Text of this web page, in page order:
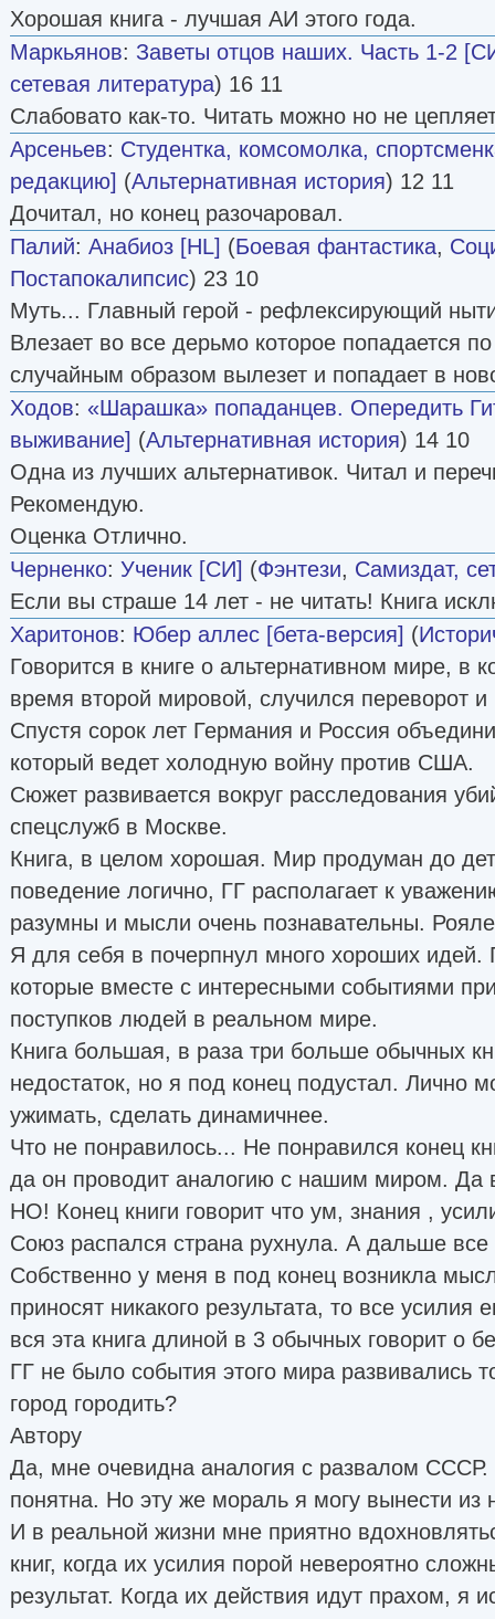
Хорошая книга - лучшая AИ этого года.
Маркьянов: Заветы отцов наших. Часть 1-2
сетевая литература) 16 11
Слабовато как-то. Читать можно но не
Арсеньев: Студентка, комсомолка,
редакцию] (Альтернативная история) 12 11
Дочитал, но конец разочаровал.
Палий: Анабиоз [HL] (Боевая фантастика,
Постапокалипсис) 23 10
Муть... Главный герой - рефлексирующий
Влезает во все дерьмо которое попадается
случайным образом вылезет и попадает в
Ходов: «Шарашка» попаданцев. Опередить
выживание] (Альтернативная история) 14 10
Одна из лучших альтернативок. Читал и
Рекомендую.
Оценка Отлично.
Черненко: Ученик [СИ] (Фэнтези, Самиздат,
Если вы страше 14 лет - не читать! Книга
Харитонов: Юбер аллес [бета-версия] (
Говорится в книге о альтернативном мире, в
время второй мировой, случился переворот
Спустя сорок лет Германия и Россия
который ведет холодную войну против США.
Сюжет развивается вокруг расследования
спецслужб в Москве.
Книга, в целом хорошая. Мир продуман до
поведение логично, ГГ располагает к
разумны и мысли очень познавательны.
Я для себя в почерпнул много хороших идей.
которые вместе с интересными событиями
поступков людей в реальном мире.
Книга большая, в раза три больше обычных
недостаток, но я под конец подустал. Лично
ужимать, сделать динамичнее.
Что не понравилось... Не понравился конец
да он проводит аналогию с нашим миром. Да
НО! Конец книги говорит что ум, знания ,
Союз распался страна рухнула. А дальше все
Собственно у меня в под конец возникла
приносят никакого результата, то все усилия
вся эта книга длиной в 3 обычных говорит о
ГГ не было события этого мира развивались
город городить?
Автору
Да, мне очевидна аналогия с развалом СССР.
понятна. Но эту же мораль я могу вынести
И в реальной жизни мне приятно
книг, когда их усилия порой невероятно
результат. Когда их действия идут прахом, я